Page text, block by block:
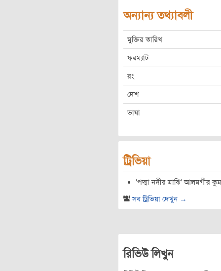
অন্যান্য তথ্যাবলী
মুক্তির তারিখ
ফরম্যাট
রং
দেশ
ভাষা
ট্রিভিয়া
'পদ্মা নদীর মাঝি' আলমগীর
সব ট্রিভিয়া দেখুন →
রিভিউ লিখুন